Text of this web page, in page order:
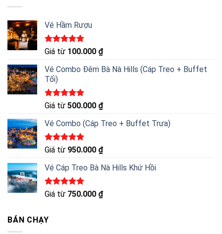
Vé Hầm Rượu
Được xếp
5 sao
Giá từ 100.000 ₫
Vé Combo Đêm Bà Nà Hills (Cáp Treo + Buffet
Tối)
Được xếp
5 sao
Giá từ 500.000 ₫
Vé Combo (Cáp Treo + Buffet Trưa)
Được xếp
5 sao
Giá từ 950.000 ₫
Vé Cáp Treo Bà Nà Hills Khứ Hồi
Được xếp
Giá từ 750.000 ₫
BÁN CHẠY